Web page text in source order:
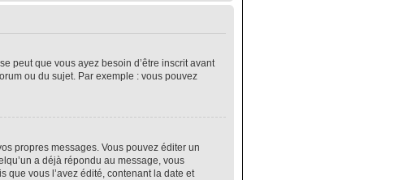
peut que vous ayez besoin d’être inscrit avant
ou du sujet. Par exemple : vous pouvez
propres messages. Vous pouvez éditer un
a déjà répondu au message, vous
que vous l’avez édité, contenant la date et